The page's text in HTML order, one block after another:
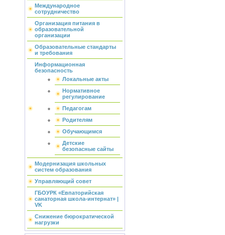
Международное
сотрудничество
Организация питания в
образовательной
организации
Образовательные стандарты
и требования
Информационная
безопасность
Локальные акты
Нормативное
регулирование
Педагогам
Родителям
Обучающимся
Детские
безопасные сайты
Модернизация школьных
систем образования
Управляющий совет
ГБОУРК «Евпаторийская
санаторная школа-интернат» |
VK
Снижение бюрократической
нагрузки